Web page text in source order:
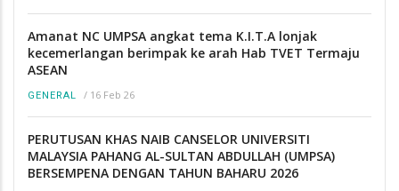
Amanat NC UMPSA angkat tema K.I.T.A lonjak
kecemerlangan berimpak ke arah Hab TVET Termaju
ASEAN
GENERAL / 16 Feb 26
PERUTUSAN KHAS NAIB CANSELOR UNIVERSITI
MALAYSIA PAHANG AL-SULTAN ABDULLAH (UMPSA)
BERSEMPENA DENGAN TAHUN BAHARU 2026